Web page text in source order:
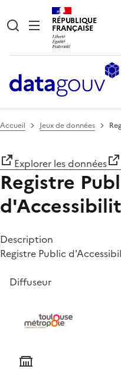
RÉPUBLIQUE
FRANÇAISE
Accueil Jeux de données
Explorer les données
Registre
Description
Registre Public
Diffuseur